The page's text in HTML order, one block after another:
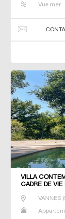
Prestige
Vue mer
VILLA
CADRE DE VIE
VANNES(